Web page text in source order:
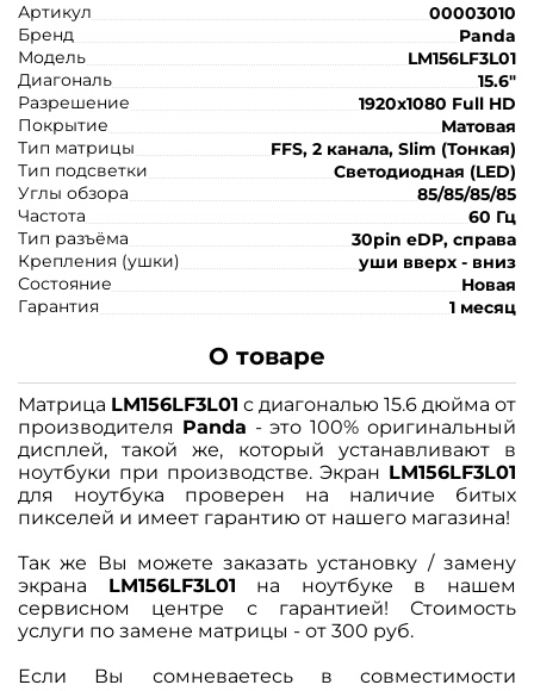
Артикул
00003010
Бренд
Panda
Модель
LM156LF3L01
Диагональ
15.6"
Разрешение
1920x1080 Full HD
Покрытие
Матовая
Тип матрицы
FFS, 2 канала, Slim (Тонкая)
Тип подсветки
Светодиодная (LED)
Углы обзора
85/85/85/85
Частота
60 Гц
Тип разъёма
30pin eDP, справа
Крепления (ушки)
уши вверх - вниз
Состояние
Новая
Гарантия
1 месяц
О товаре
Матрица LM156LF3L01 с диагональю 15.6 дюйма от
производителя Panda - это 100% оригинальный
дисплей, такой же, который устанавливают в
ноутбуки при производстве. Экран LM156LF3L01
для ноутбука проверен на наличие битых
пикселей и имеет гарантию от нашего магазина!
Так же Вы можете заказать установку / замену
экрана LM156LF3L01 на ноутбуке в нашем
сервисном центре с гарантией! Стоимость
услуги по замене матрицы - от 300 руб.
Если Вы сомневаетесь в совместимости